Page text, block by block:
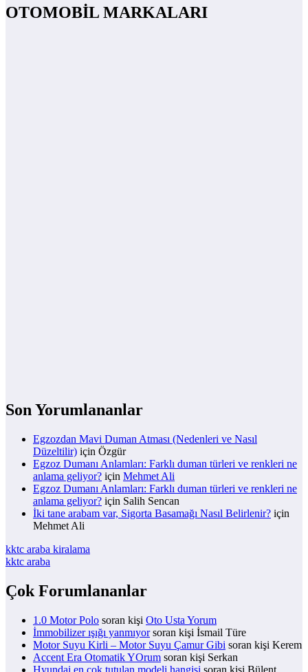
OTOMOBİL MARKALARI
Son Yorumlananlar
Egzozdan Mavi Duman Atması (Nedenleri ve Nasıl
Düzeltilir) için Özgür
Egzoz Dumanı Anlamları: Farklı duman türleri ve renkleri ne
anlama geliyor? için Mehmet Ali
Egzoz Dumanı Anlamları: Farklı duman türleri ve renkleri ne
anlama geliyor? için Salih Sencan
İki tane arabam var, Sigorta Basamağı Nasıl Belirlenir? için
Mehmet Ali
kktc araba kiralama
kktc araba
Çok Forumlananlar
1.0 Motor Polo soran kişi Oto Usta Yorum
İmmobilizer ışığı yanmıyorsoran kişi İsmail Türe
Motor Suyu Kirli – Motor Suyu Çamur Gibi soran kişi Kerem
Accent Era Otomatik YOrum soran kişi Serkan
Hyundai en çok tutulan modeli hangisi soran kişi Bülent